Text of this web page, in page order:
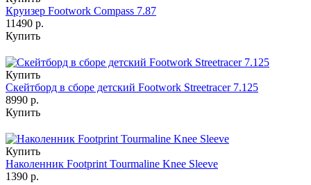
Круизер Footwork Compass 7.87
11490 р.
Купить
Купить
Скейтборд в сборе детский Footwork Streetracer 7.125
8990 р.
Купить
Купить
Наколенник Footprint Tourmaline Knee Sleeve
1390 р.